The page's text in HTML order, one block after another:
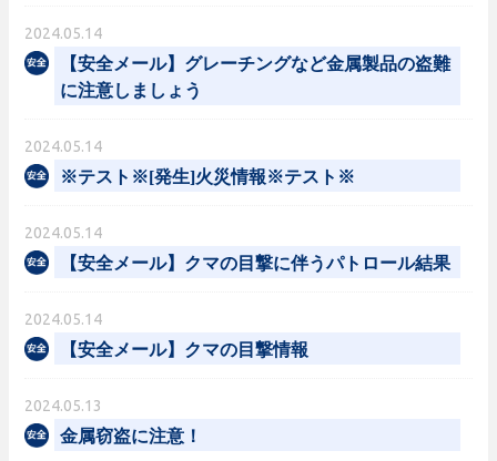
2024.05.14
【安全メール】グレーチングなど金属製品の盗難
に注意しましょう
2024.05.14
※テスト※[発生]火災情報※テスト※
2024.05.14
【安全メール】クマの目撃に伴うパトロール結果
2024.05.14
【安全メール】クマの目撃情報
2024.05.13
金属窃盗に注意！